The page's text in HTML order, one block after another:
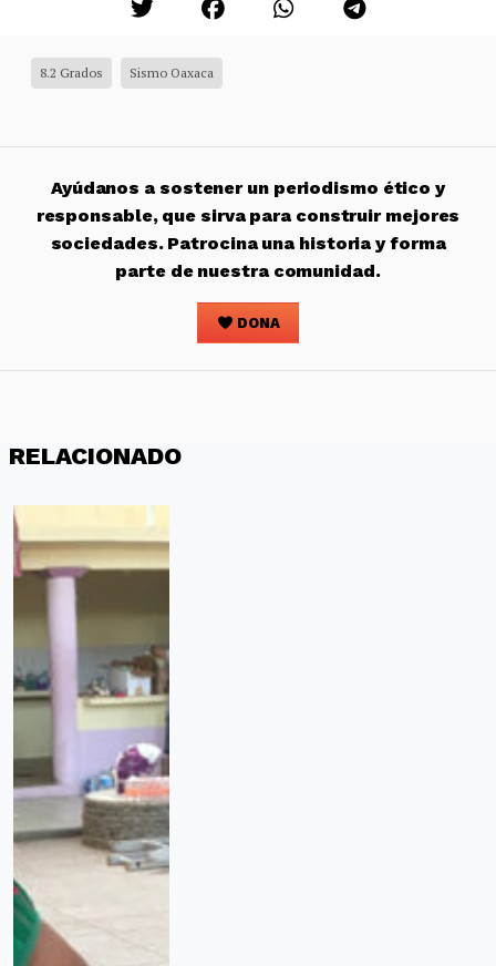
8.2 Grados Sismo Oaxaca
Ayúdanos a sostener un periodismo ético y
responsable, que sirva para construir mejores
sociedades. Patrocina una historia y forma
parte de nuestra comunidad.
DONA
RELACIONADO